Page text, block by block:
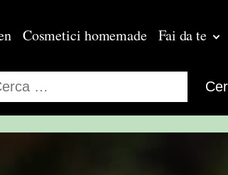
Cosmetici homemade Fai da te